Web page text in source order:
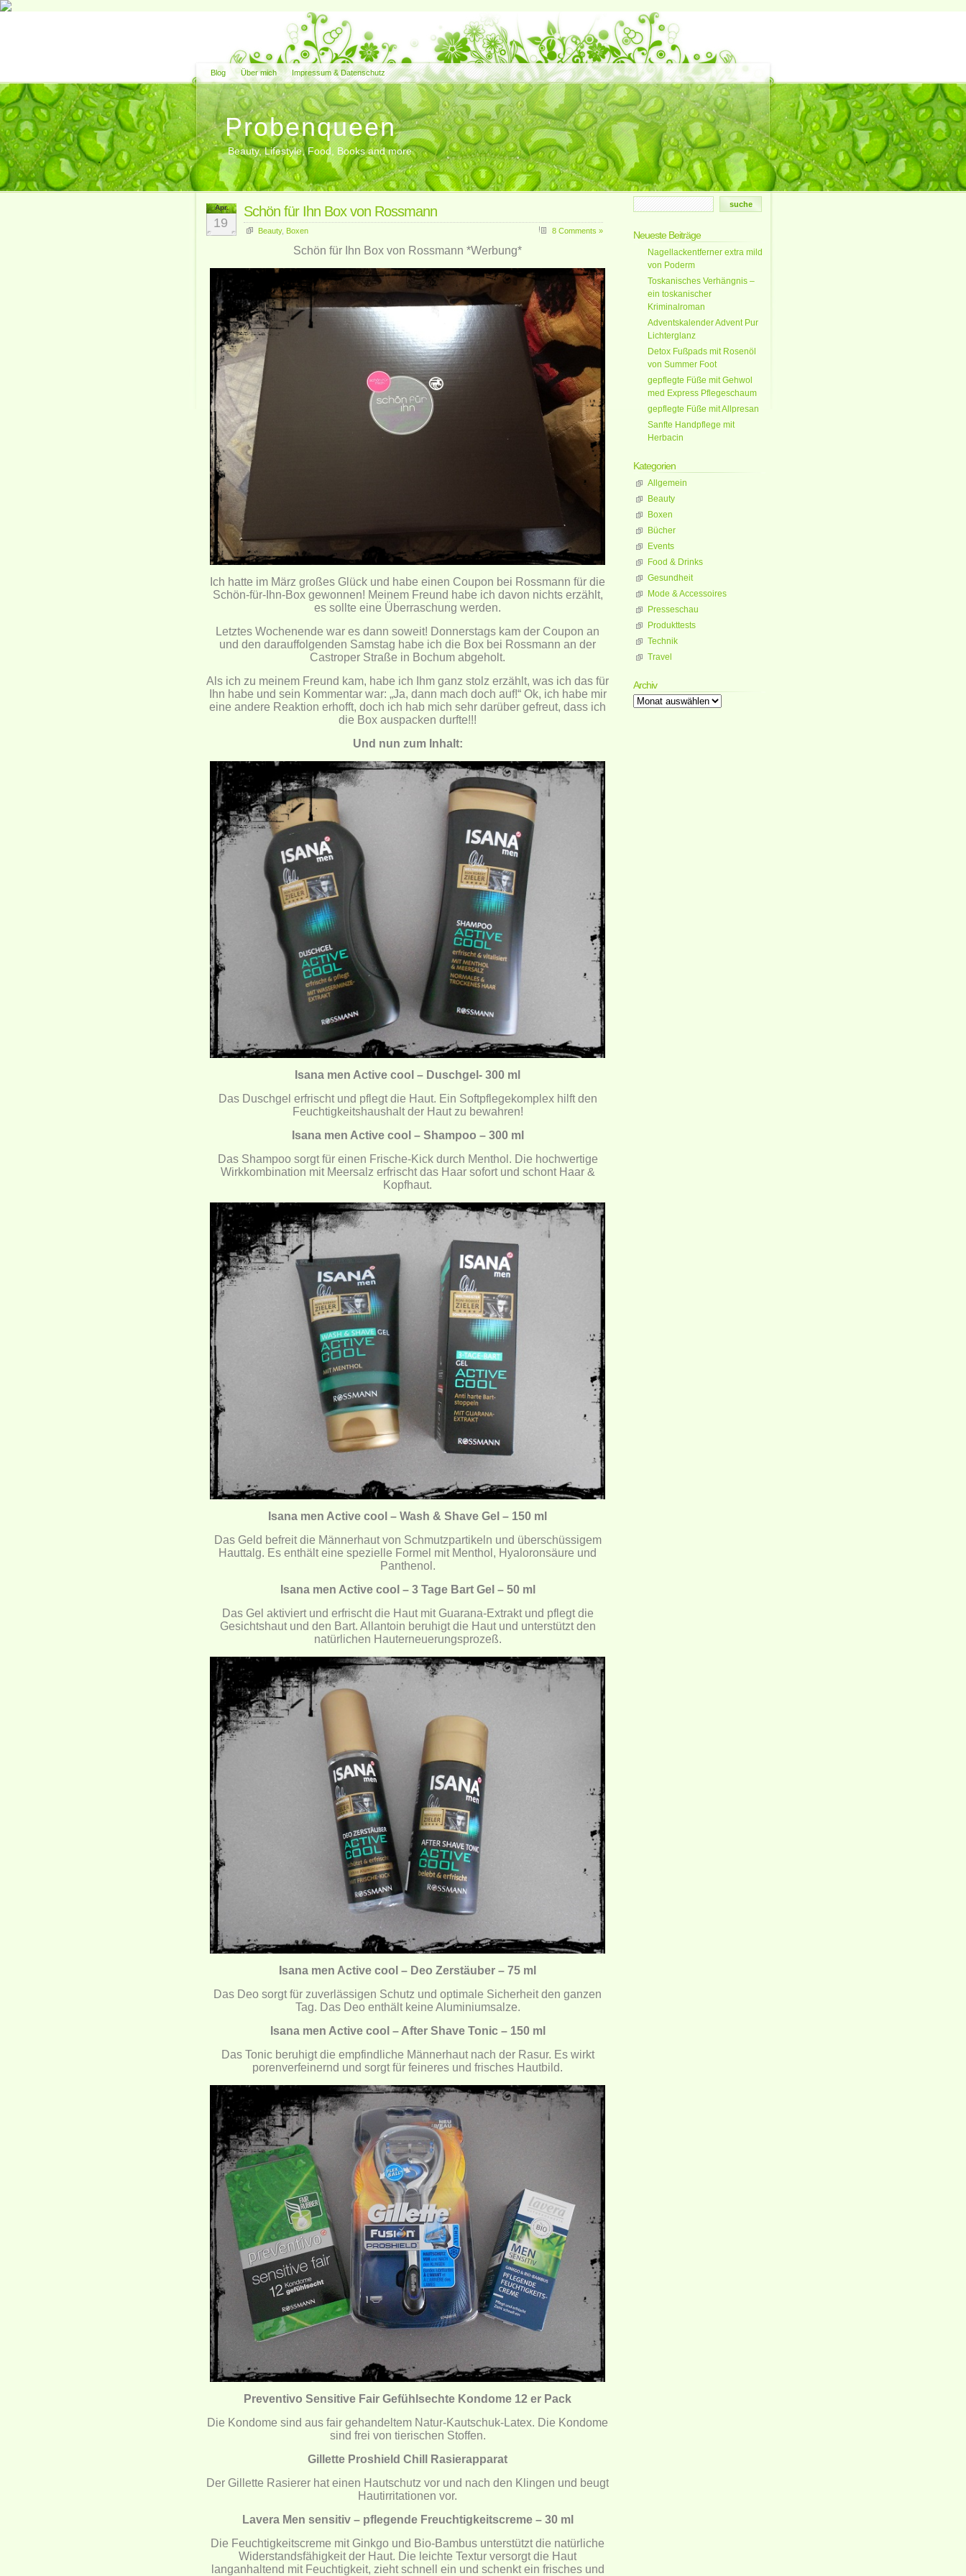
Blog Über mich Impressum & Datenschutz
Probenqueen
Beauty, Lifestyle, Food, Books and more
Apr.
19
Schön für Ihn Box von Rossmann
Beauty, Boxen 8 Comments »
Schön für Ihn Box von Rossmann *Werbung*
Ich hatte im März großes Glück und habe einen Coupon bei Rossmann für die
Schön-für-Ihn-Box gewonnen! Meinem Freund habe ich davon nichts erzählt,
es sollte eine Überraschung werden.
Letztes Wochenende war es dann soweit! Donnerstags kam der Coupon an
und den darauffolgenden Samstag habe ich die Box bei Rossmann an der
Castroper Straße in Bochum abgeholt.
Als ich zu meinem Freund kam, habe ich Ihm ganz stolz erzählt, was ich das für
Ihn habe und sein Kommentar war: „Ja, dann mach doch auf!“ Ok, ich habe mir
eine andere Reaktion erhofft, doch ich hab mich sehr darüber gefreut, dass ich
die Box auspacken durfte!!!
Und nun zum Inhalt:
Isana men Active cool – Duschgel- 300 ml
Das Duschgel erfrischt und pflegt die Haut. Ein Softpflegekomplex hilft den
Feuchtigkeitshaushalt der Haut zu bewahren!
Isana men Active cool – Shampoo – 300 ml
Das Shampoo sorgt für einen Frische-Kick durch Menthol. Die hochwertige
Wirkkombination mit Meersalz erfrischt das Haar sofort und schont Haar &
Kopfhaut.
Isana men Active cool – Wash & Shave Gel – 150 ml
Das Geld befreit die Männerhaut von Schmutzpartikeln und überschüssigem
Hauttalg. Es enthält eine spezielle Formel mit Menthol, Hyaloronsäure und
Panthenol.
Isana men Active cool – 3 Tage Bart Gel – 50 ml
Das Gel aktiviert und erfrischt die Haut mit Guarana-Extrakt und pflegt die
Gesichtshaut und den Bart. Allantoin beruhigt die Haut und unterstützt den
natürlichen Hauterneuerungsprozeß.
Isana men Active cool – Deo Zerstäuber – 75 ml
Das Deo sorgt für zuverlässigen Schutz und optimale Sicherheit den ganzen
Tag. Das Deo enthält keine Aluminiumsalze.
Isana men Active cool – After Shave Tonic – 150 ml
Das Tonic beruhigt die empfindliche Männerhaut nach der Rasur. Es wirkt
porenverfeinernd und sorgt für feineres und frisches Hautbild.
Preventivo Sensitive Fair Gefühlsechte Kondome 12 er Pack
Die Kondome sind aus fair gehandeltem Natur-Kautschuk-Latex. Die Kondome
sind frei von tierischen Stoffen.
Gillette Proshield Chill Rasierapparat
Der Gillette Rasierer hat einen Hautschutz vor und nach den Klingen und beugt
Hautirritationen vor.
Lavera Men sensitiv – pflegende Freuchtigkeitscreme – 30 ml
Die Feuchtigkeitscreme mit Ginkgo und Bio-Bambus unterstützt die natürliche
Widerstandsfähigkeit der Haut. Die leichte Textur versorgt die Haut
langanhaltend mit Feuchtigkeit, zieht schnell ein und schenkt ein frisches und
Neueste Beiträge
Nagellackentferner extra mild
von Poderm
Toskanisches Verhängnis –
ein toskanischer
Kriminalroman
Adventskalender Advent Pur
Lichterglanz
Detox Fußpads mit Rosenöl
von Summer Foot
gepflegte Füße mit Gehwol
med Express Pflegeschaum
gepflegte Füße mit Allpresan
Sanfte Handpflege mit
Herbacin
Kategorien
Allgemein
Beauty
Boxen
Bücher
Events
Food & Drinks
Gesundheit
Mode & Accessoires
Presseschau
Produkttests
Technik
Travel
Archiv
Archiv